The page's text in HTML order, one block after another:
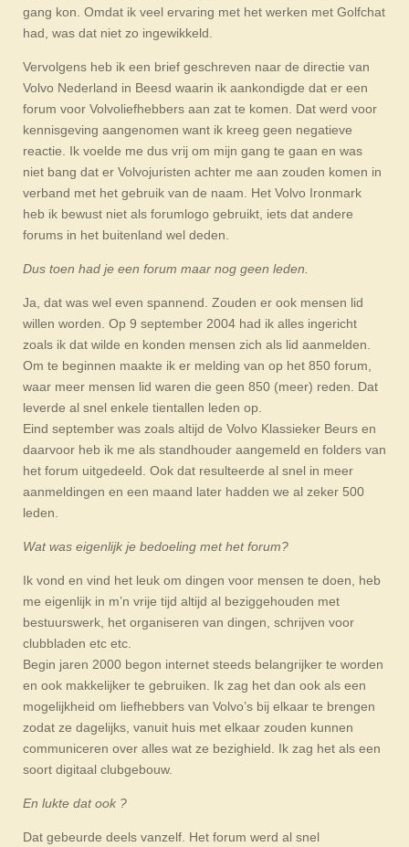
gang kon. Omdat ik veel ervaring met het werken met Golfchat
had, was dat niet zo ingewikkeld.
Vervolgens heb ik een brief geschreven naar de directie van
Volvo Nederland in Beesd waarin ik aankondigde dat er een
forum voor Volvoliefhebbers aan zat te komen. Dat werd voor
kennisgeving aangenomen want ik kreeg geen negatieve
reactie. Ik voelde me dus vrij om mijn gang te gaan en was
niet bang dat er Volvojuristen achter me aan zouden komen in
verband met het gebruik van de naam. Het Volvo Ironmark
heb ik bewust niet als forumlogo gebruikt, iets dat andere
forums in het buitenland wel deden.
Dus toen had je een forum maar nog geen leden.
Ja, dat was wel even spannend. Zouden er ook mensen lid
willen worden. Op 9 september 2004 had ik alles ingericht
zoals ik dat wilde en konden mensen zich als lid aanmelden.
Om te beginnen maakte ik er melding van op het 850 forum,
waar meer mensen lid waren die geen 850 (meer) reden. Dat
leverde al snel enkele tientallen leden op.
Eind september was zoals altijd de Volvo Klassieker Beurs en
daarvoor heb ik me als standhouder aangemeld en folders van
het forum uitgedeeld. Ook dat resulteerde al snel in meer
aanmeldingen en een maand later hadden we al zeker 500
leden.
Wat was eigenlijk je bedoeling met het forum?
Ik vond en vind het leuk om dingen voor mensen te doen, heb
me eigenlijk in m’n vrije tijd altijd al beziggehouden met
bestuurswerk, het organiseren van dingen, schrijven voor
clubbladen etc etc.
Begin jaren 2000 begon internet steeds belangrijker te worden
en ook makkelijker te gebruiken. Ik zag het dan ook als een
mogelijkheid om liefhebbers van Volvo’s bij elkaar te brengen
zodat ze dagelijks, vanuit huis met elkaar zouden kunnen
communiceren over alles wat ze bezighield. Ik zag het als een
soort digitaal clubgebouw.
En lukte dat ook ?
Dat gebeurde deels vanzelf. Het forum werd al snel